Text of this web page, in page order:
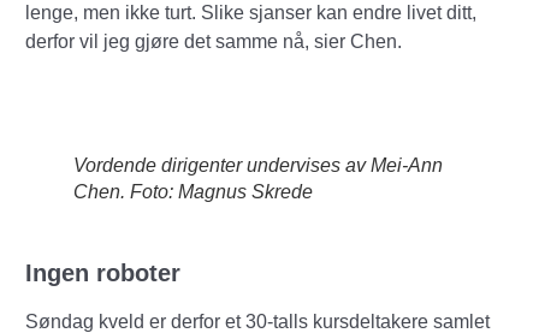
lenge, men ikke turt. Slike sjanser kan endre livet ditt,
derfor vil jeg gjøre det samme nå, sier Chen.
Vordende dirigenter undervises av Mei-Ann
Chen. Foto: Magnus Skrede
Ingen roboter
Søndag kveld er derfor et 30-talls kursdeltakere samlet